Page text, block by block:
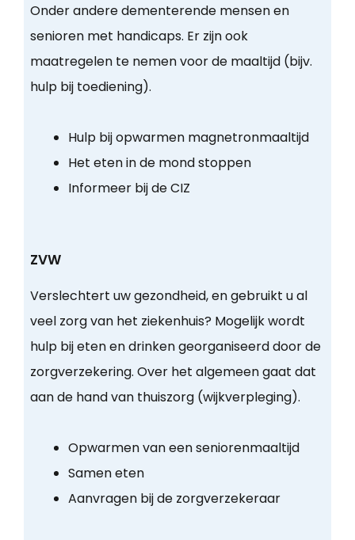
Onder andere dementerende mensen en
senioren met handicaps. Er zijn ook
maatregelen te nemen voor de maaltijd (bijv.
hulp bij toediening).
Hulp bij opwarmen magnetronmaaltijd
Het eten in de mond stoppen
Informeer bij de CIZ
ZVW
Verslechtert uw gezondheid, en gebruikt u al
veel zorg van het ziekenhuis? Mogelijk wordt
hulp bij eten en drinken georganiseerd door de
zorgverzekering. Over het algemeen gaat dat
aan de hand van thuiszorg (wijkverpleging).
Opwarmen van een seniorenmaaltijd
Samen eten
Aanvragen bij de zorgverzekeraar